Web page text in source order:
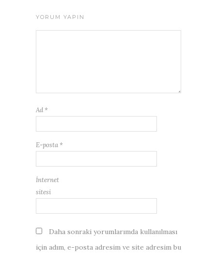
YORUM YAPIN
Ad *
E-posta *
İnternet
sitesi
Daha sonraki yorumlarımda kullanılması
için adım, e-posta adresim ve site adresim bu